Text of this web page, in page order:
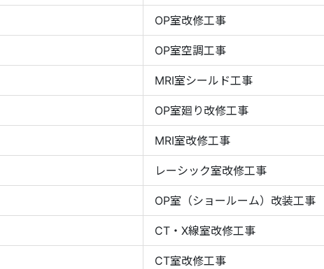
OP室改修工事
OP室空調工事
MRI室シールド工事
OP室廻り改修工事
MRI室改修工事
レーシック室改修工事
OP室（ショールーム）改装工事
CT・X線室改修工事
CT室改修工事